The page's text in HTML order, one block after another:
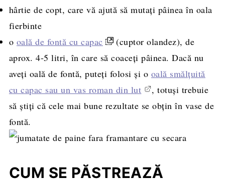
hârtie de copt, care vă ajută să mutați pâinea în oala
fierbinte
o oală de fontă cu capac
(cuptor olandez), de
aprox. 4-5 litri, în care să coaceți pâinea. Dacă nu
aveți oală de fontă, puteți folosi și o oală smălțuită
cu capac sau un vas roman din lut
, totuși trebuie
să știți că cele mai bune rezultate se obțin în vase de
fontă.
CUM SE PĂSTREAZĂ